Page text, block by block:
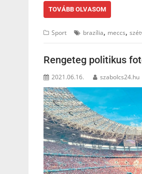
TOVÁBB OLVASOM
Sport brazília, meccs,
Rengeteg politikus
2021.06.16. szabolcs24.hu